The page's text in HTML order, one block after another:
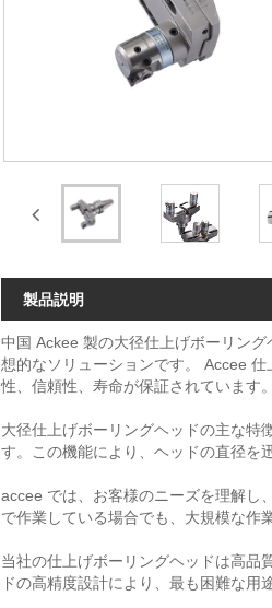
製品説明
中国 Ackee 製の大径仕上げボーリン
想的なソリューションです。 Accee
性、信頼性、寿命が保証されています。
大径仕上げボーリングヘッドの主な特
す。この機能により、ヘッドの直径を
accee では、お客様のニーズを理解し
で作業している場合でも、大規模な作
当社の仕上げボーリングヘッドは高品
ドの高精度設計により、最も困難な用